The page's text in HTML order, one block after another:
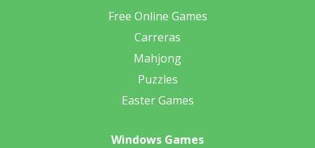
Free Online Games
Carreras
Mahjong
Puzzles
Easter Games
Windows Games